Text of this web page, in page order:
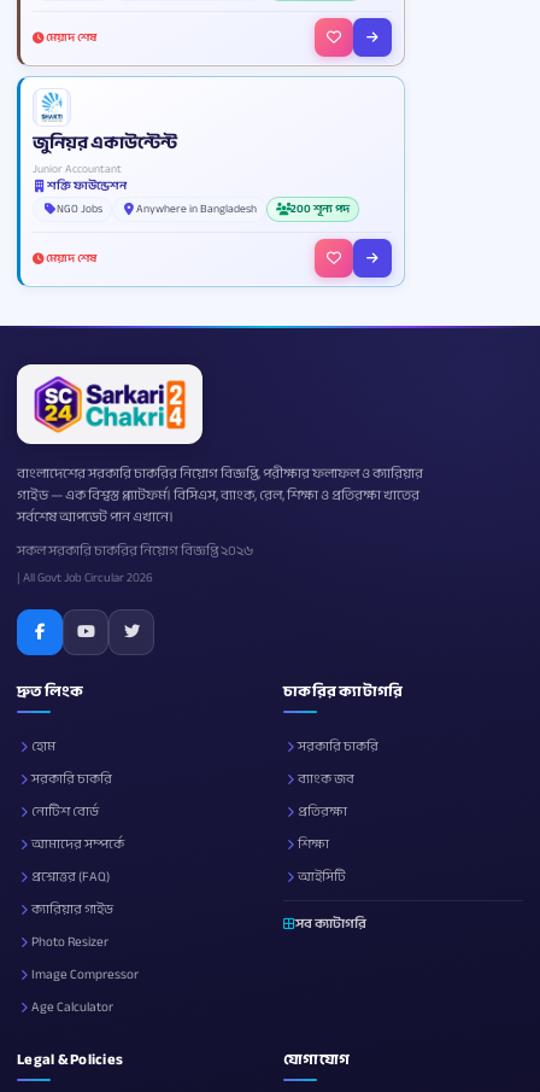
মেয়াদ শেষ
জুনিয়র একাউন্টেন্ট
Junior Accountant
শক্তি ফাউন্ডেশন
NGO Jobs
Anywhere in Bangladesh 200 শূন্য পদ
মেয়াদ শেষ
বাংলাদেশের সরকারি চাকরির নিয়োগ বিজ্ঞপ্তি, পরীক্ষার ফলাফল ও ক্যারিয়ার
গাইড — এক বিশ্বস্ত প্ল্যাটফর্ম। বিসিএস, ব্যাংক, রেল, শিক্ষা ও প্রতিরক্ষা খাতের
সর্বশেষ আপডেট পান এখানে।
সকল সরকারি চাকরির নিয়োগ বিজ্ঞপ্তি ২০২৬
| All Govt Job Circular 2026
দ্রুত লিংক
হোম
সরকারি চাকরি
নোটিশ বোর্ড
আমাদের সম্পর্কে
প্রশ্নোত্তর (FAQ)
ক্যারিয়ার গাইড
Photo Resizer
Image Compressor
Age Calculator
চাকরির ক্যাটাগরি
সরকারি চাকরি
ব্যাংক জব
প্রতিরক্ষা
শিক্ষা
আইসিটি
সব ক্যাটাগরি
Legal & Policies যোগাযোগ